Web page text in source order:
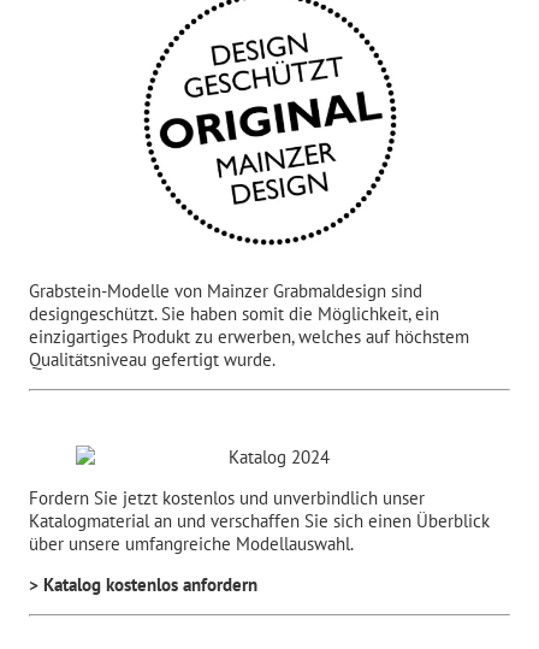
Grabstein-Modelle von Mainzer Grabmaldesign sind
designgeschützt. Sie haben somit die Möglichkeit, ein
einzigartiges Produkt zu erwerben, welches auf höchstem
Qualitätsniveau gefertigt wurde.
Fordern Sie jetzt kostenlos und unverbindlich unser
Katalogmaterial an und verschaffen Sie sich einen Überblick
über unsere umfangreiche Modellauswahl.
> Katalog kostenlos anfordern